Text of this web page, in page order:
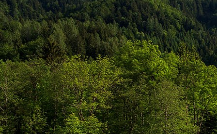
22. hét
A kozmikus messzeségekből fakadó
Nagy erővel bennünk él tovább:
A lélek belső fényévé válik,
És szellemi mélységekbe világít,
Hogy hozzon olyan gyümölcsöket,
Melyek a kozmikus Énből idővel
Emberi Énné érlelődnek.
23. hét
Ím, ősziesre fordul
Az érzékek ingerlő törekvése.
A fény megnyilatkozásába
Belevegyül a komor ködök fátyla.